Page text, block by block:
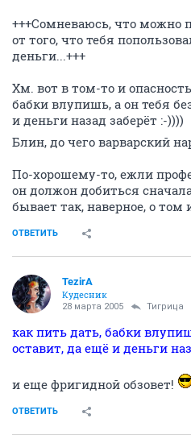
+++Сомневаюсь, что можно
от того, что тебя
деньги...+++
Хм. вот в том-то и
бабки влупишь, а он тебя
и деньги назад заберёт :-))))
Блин, до чего варварский
По-хорошему-то, ежли
он должон добиться
бывает так, наверное, о
ОТВЕТИТЬ
TezirA
Кудесник
28 марта 2005 Тигрица
как пить дать, бабки
оставит, да ещё и деньги
и еще фригидной обзовет!
ОТВЕТИТЬ